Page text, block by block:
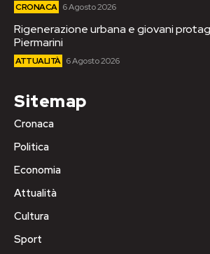
CRONACA 6 Agosto 2026
Rigenerazione urbana e giovani
Piermarini
ATTUALITÀ 6 Agosto 2026
Sitemap
Cronaca
Politica
Economia
Attualità
Cultura
Sport